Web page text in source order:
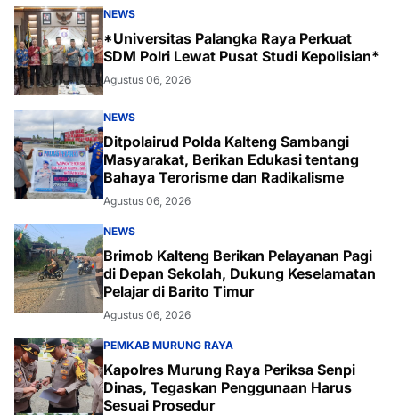
NEWS
*Universitas Palangka Raya Perkuat
SDM Polri Lewat Pusat Studi Kepolisian*
Agustus 06, 2026
NEWS
Ditpolairud Polda Kalteng Sambangi
Masyarakat, Berikan Edukasi tentang
Bahaya Terorisme dan Radikalisme
Agustus 06, 2026
NEWS
Brimob Kalteng Berikan Pelayanan Pagi
di Depan Sekolah, Dukung Keselamatan
Pelajar di Barito Timur
Agustus 06, 2026
PEMKAB MURUNG RAYA
Kapolres Murung Raya Periksa Senpi
Dinas, Tegaskan Penggunaan Harus
Sesuai Prosedur